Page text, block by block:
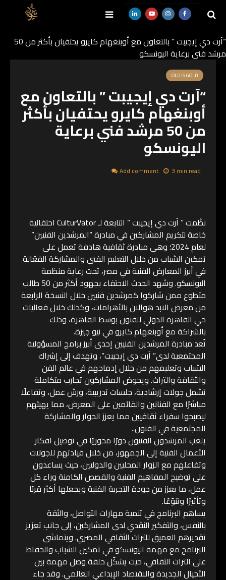
“آرت دي إيجيبت ” بالتعاون مع أوبنغهام كايرو يحتفيان بأكثر من 50
مرشد فني برعاية اليونسكو
OLD IS GOLD
“آرت دي إيجيبت ” بالتعاون مع
أوبنغهام كايرو يحتفيان بأكثر
من 50 مرشد فني برعاية
اليونسكو
3 min read
Add comment
نظّمت ” آرت دي إيجيبت ” التابعة لـ CulturVator احتفالية
خاصة لتكريم المشاركين في مبادرة “المرشدين الفنيين”
لعام 2024؛ وهي مبادرة ثقافية هادفة تعمل على
تمكين الشباب من خلال التعليم الفني والمشاركة الفعّالة
في أبرز المعارض الفنية في مصر، تحت رعاية منظمة
اليونسكو. وشهد الحدث الاحتفاء بجهود أكثر من 50 طالب
متطوع ممن شاركوا كمرشدين فنيين خلال النسخة الرابعة
من معرض الابد هوالان بالأهرامات، وكذلك خلال فعاليات
حي القاهرة الدولي للفنون بوسط القاهرة، وذلك
بالشراكة مع أوبنغهام كايرو في نيو جيزة.
تُعد مبادرة المرشدين الفنيين إحدى أبرز برامج المسؤولية
المجتمعية لدى” آرت دي إيجيبت”، وتهدف إلى إشراك
الشباب وتعليمهم من خلال إدماجهم في عالم الفن
والثقافة والتراث. ويخوض المشاركون تجارب متكاملة
تشمل جولات إرشادية، جلسات تدريبية، ورش عمل، وتفاعلًا
مباشرًا مع الفنانين والقائمين على المعرض، مما يهيئهم
ليصبحوا سفراء ثقافيين مما يعزز الحوار والمشاركة
المجتمعية في الفنون..
يلعب المرشدون الفنيون دورًا محوريًا في توصيل افكار
الأعمال الفنية إلى الجمهور، من خلال قيادتهم للجولات
وتفاعلهم مع الزوار المحليين والدوليين، حيث يساعدون
على توضيح المفاهيم الفنية والقصص الكامنة وراء كل
عمل، ما يعزز من جودة التجربة الفنية ويجعلها أكثر قربًا
وتأثيرًا وتنوّعًا.
يساهم البرنامج في تنمية مهارات التواصل، والثقة
بالنفس، والتفكير النقدي لدى المشاركين، إلى جانب تعزيز
تقديرهم العميق للتراث الثقافي المصري. ويتماشى
البرنامج مع مهمة اليونسكو في تمكين الشباب والحفاظ
على التراث الثقافي، حيث يشكّل حلقة وصل مهمة بين
الأجيال الجديدة والاقتصاد الإبداعي العالمي. وقد جاء